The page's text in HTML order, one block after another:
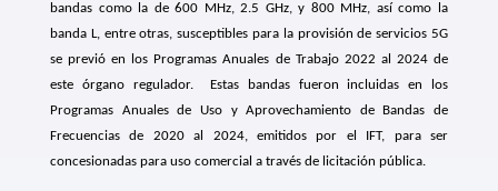
bandas como la de 600 MHz, 2.5 GHz, y 800 MHz, así como la
banda L, entre otras, susceptibles para la provisión de servicios 5G
se previó en los Programas Anuales de Trabajo 2022 al 2024 de
este órgano regulador.
Estas bandas fueron incluidas en los
Programas Anuales de Uso y Aprovechamiento de Bandas de
Frecuencias de 2020 al 2024, emitidos por el IFT, para ser
concesionadas para uso comercial a través de licitación pública.